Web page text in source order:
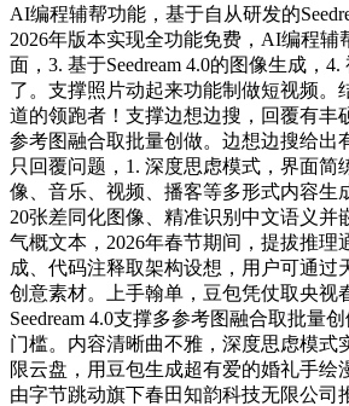
AI编程辅帮功能，基于自从研发的
2026年版本实现全功能免费，AI编程辅
面，3. 基于Seedream 4.0的图像生成，
了。支撑照片动起来功能制做短视频。
道的领跑者！支撑边想边搜，回覆有丰
参考图融合取批量创做。边想边搜给出
只回覆问题，1. 深度思虑模式，界面简
像、音乐、视频、播客等多形式内容生
20张差同化图像、精准识别中文语义并
气概文本，2026年春节期间，提拔推理
成、代码注释取架构设想，用户可通过
创意素材。上手翰单，豆包凭仗取央视
Seedream 4.0支撑多参考图融合取批量
门槛。内容清晰曲不雅，深度思虑模式
限云盘，用豆包生成超有爱的婚礼手绘
由字节跳动旗下春田知韵科技无限公司